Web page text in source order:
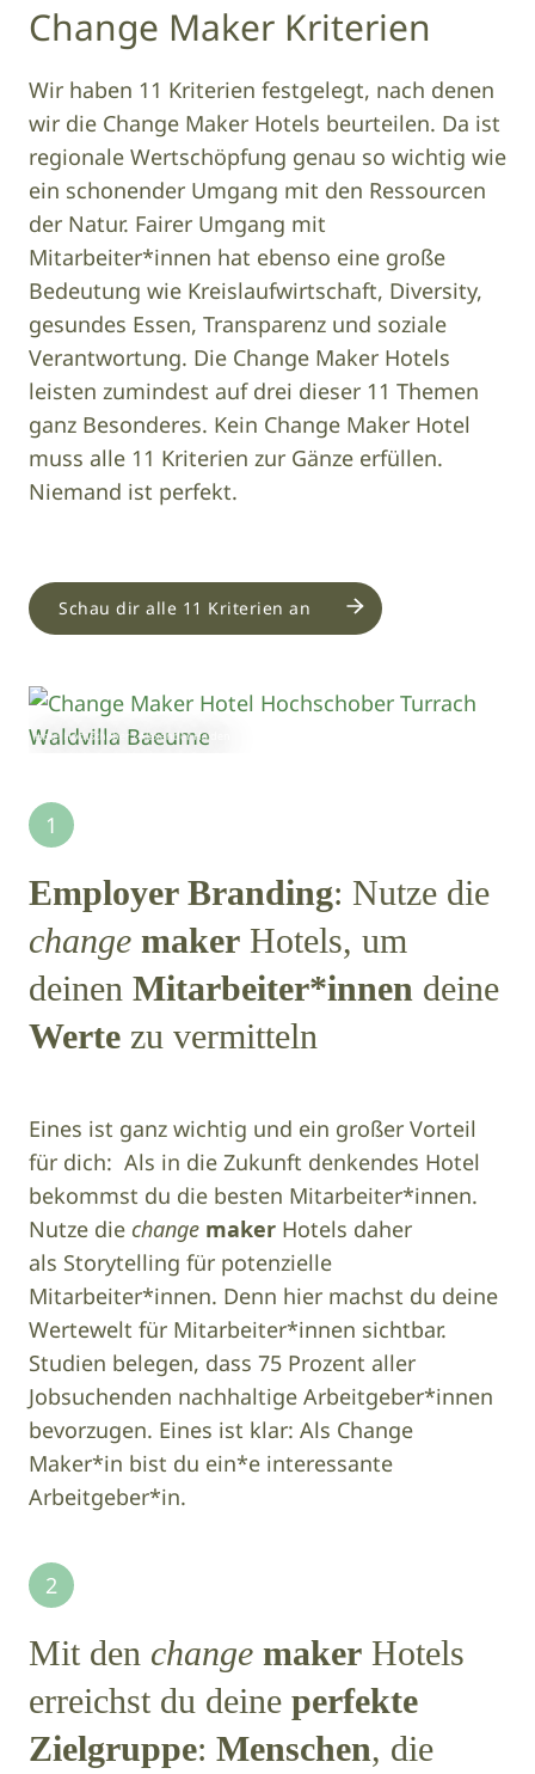
Change Maker Kriterien
Wir haben 11 Kriterien festgelegt, nach denen
wir die Change Maker Hotels beurteilen. Da ist
regionale Wertschöpfung genau so wichtig wie
ein schonender Umgang mit den Ressourcen
der Natur. Fairer Umgang mit
Mitarbeiter*innen hat ebenso eine große
Bedeutung wie Kreislaufwirtschaft, Diversity,
gesundes Essen, Transparenz und soziale
Verantwortung. Die Change Maker Hotels
leisten zumindest auf drei dieser 11 Themen
ganz Besonderes. Kein Change Maker Hotel
muss alle 11 Kriterien zur Gänze erfüllen.
Niemand ist perfekt.
Schau dir alle 11 Kriterien an
Image
Hotel Hochschober / Alexander Haiden
1
Employer Branding: Nutze die
change maker Hotels, um
deinen Mitarbeiter*innen deine
Werte zu vermitteln
Eines ist ganz wichtig und ein großer Vorteil
für dich: Als in die Zukunft denkendes Hotel
bekommst du die besten Mitarbeiter*innen.
Nutze die change maker Hotels daher
als Storytelling für potenzielle
Mitarbeiter*innen. Denn hier machst du deine
Wertewelt für Mitarbeiter*innen sichtbar.
Studien belegen, dass 75 Prozent aller
Jobsuchenden nachhaltige Arbeitgeber*innen
bevorzugen. Eines ist klar: Als Change
Maker*in bist du ein*e interessante
Arbeitgeber*in.
2
Mit den change maker Hotels
erreichst du deine perfekte
Zielgruppe: Menschen, die